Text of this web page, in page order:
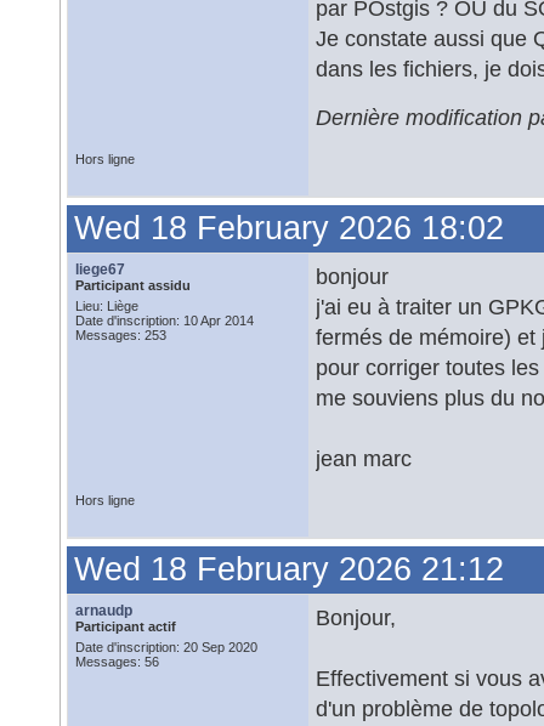
par POstgis ? OU du
Je constate aussi que
dans les fichiers, je
Dernière modification
Hors ligne
Wed 18 February 2026 18:02
liege67
Participant assidu
Lieu: Liège
Date d'inscription: 10 Apr 2014
Messages: 253
bonjour
j'ai eu à traiter un
fermés de mémoire)
pour corriger toutes
me souviens plus du
jean marc
Hors ligne
Wed 18 February 2026 21:12
arnaudp
Participant actif
Date d'inscription: 20 Sep 2020
Messages: 56
Bonjour,
Effectivement si vous
d'un problème de